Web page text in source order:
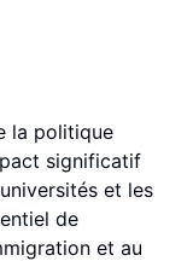
la politique
significatif
et les
de
et au